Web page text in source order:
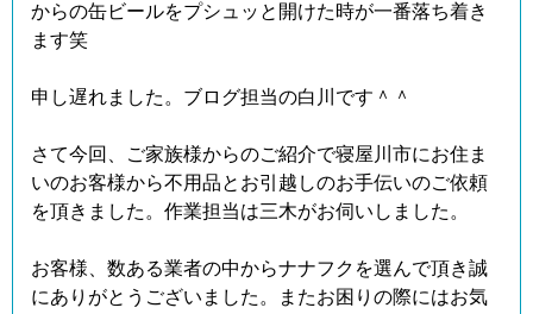
からの缶ビールをプシュッと開けた時が一番落ち着き
ます笑
申し遅れました。ブログ担当の白川です＾＾
さて今回、ご家族様からのご紹介で寝屋川市にお住ま
いのお客様から不用品とお引越しのお手伝いのご依頼
を頂きました。作業担当は三木がお伺いしました。
お客様、数ある業者の中からナナフクを選んで頂き誠
にありがとうございました。またお困りの際にはお気